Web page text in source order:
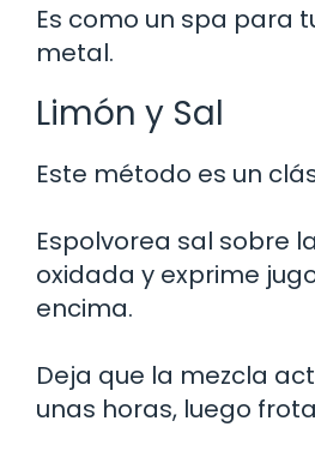
Es como un spa para
metal.
Limón y Sal
Este método es un
Espolvorea sal sobre
oxidada y exprime
encima.
Deja que la mezcla
unas horas, luego